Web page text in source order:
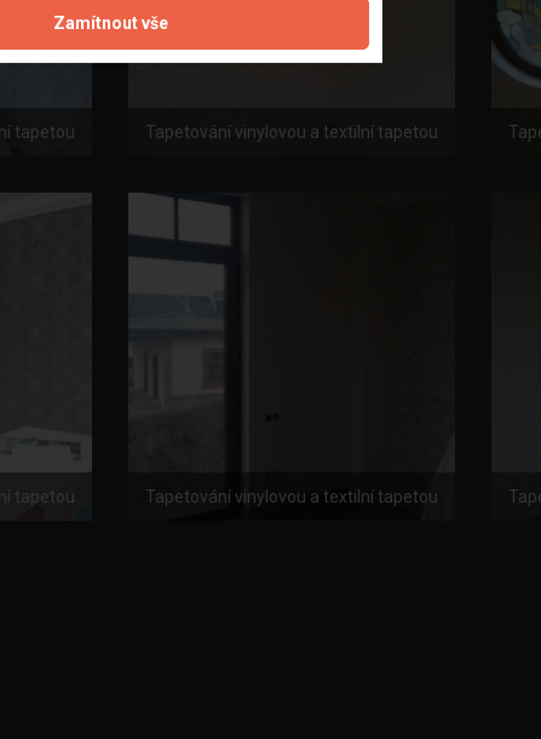
tapetou Tapetování vinylovou a textilní tapetou
tapetou Tapetování vinylovou a textilní tapetou
Zamítnout vše